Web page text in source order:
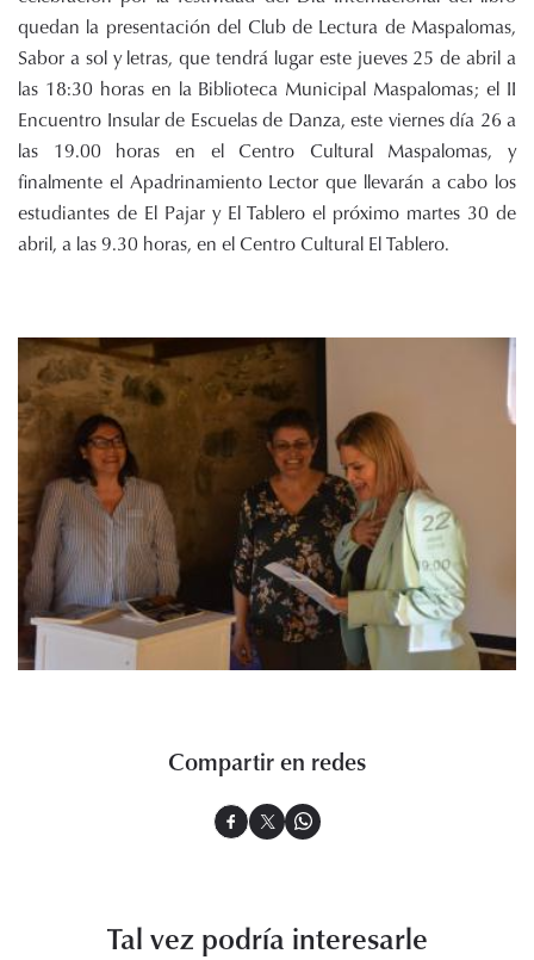
quedan la presentación del Club de Lectura de Maspalomas,
Sabor a sol y letras, que tendrá lugar este jueves 25 de abril a
las 18:30 horas en la Biblioteca Municipal Maspalomas; el II
Encuentro Insular de Escuelas de Danza, este viernes día 26 a
las 19.00 horas en el Centro Cultural Maspalomas, y
finalmente el Apadrinamiento Lector que llevarán a cabo los
estudiantes de El Pajar y El Tablero el próximo martes 30 de
abril, a las 9.30 horas, en el Centro Cultural El Tablero.
Compartir en redes
Tal vez podría interesarle